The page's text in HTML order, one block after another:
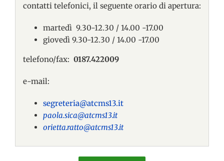
contatti telefonici, il seguente orario di apertura:
martedì 9.30-12.30 / 14.00 -17.00
giovedì 9.30-12.30 / 14.00 -17.00
telefono/fax: 0187.422009
e-mail:
segreteria@atcms13.it
paola.sica@atcms13.it
orietta.ratto@atcms13.it